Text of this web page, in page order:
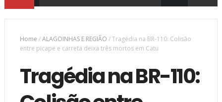
Home /ALAGOINHAS E REGIÃO /Tragédia na BR-110: Colisão
entre picape e carreta deixa três mortos em Catu
Tragédia na BR-110: